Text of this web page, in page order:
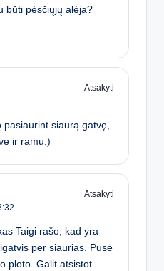
būti pėsčiųjų alėja?
Atsakyti
pasiaurint siaurą gatvę,
ir ramu:)
Atsakyti
Taigi rašo, kad yra
per siaurias. Pusė
ploto. Galit atsistot